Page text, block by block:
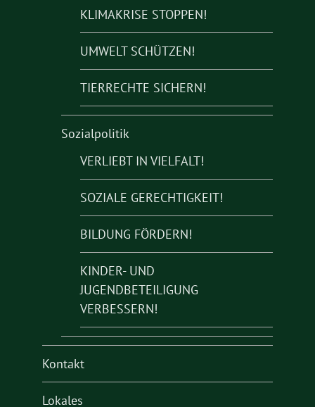
KLIMAKRISE STOPPEN!
UMWELT SCHÜTZEN!
TIERRECHTE SICHERN!
Sozialpolitik
VERLIEBT IN VIELFALT!
SOZIALE GERECHTIGKEIT!
BILDUNG FÖRDERN!
KINDER- UND
JUGENDBETEILIGUNG
VERBESSERN!
Kontakt
Lokales